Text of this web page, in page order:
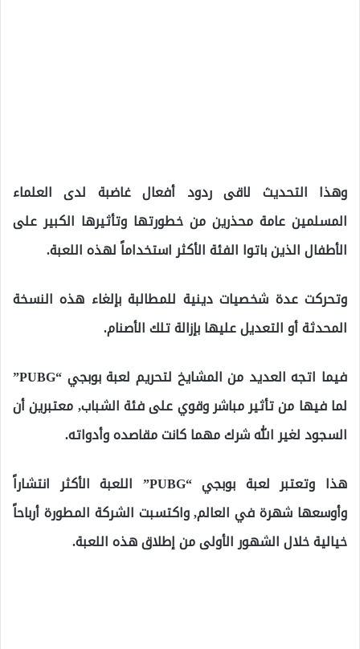
وهذا التحديث لاقى ردود أفعال غاضبة لدى العلماء
المسلمين عامة محذرين من خطورتها وتأثيرها الكبير على
الأطفال الذين باتوا الفئة الأكثر استخداماً لهذه اللعبة.
وتحركت عدة شخصيات دينية للمطالبة بإلغاء هذه النسخة
المحدثة أو التعديل عليها بإزالة تلك الأصنام.
فيما اتجه العديد من المشايخ لتحريم لعبة بوبجي “PUBG”
لما فيها من تأثير مباشر وقوي على فئة الشباب, معتبرين أن
السجود لغير الله شرك مهما كانت مقاصده وأدواته.
هذا وتعتبر لعبة بوبجي “PUBG” اللعبة الأكثر انتشاراً
وأوسعها شهرة في العالم, واكتسبت الشركة المطورة أرباحاً
خيالية خلال الشهور الأولى من إطلاق هذه اللعبة.